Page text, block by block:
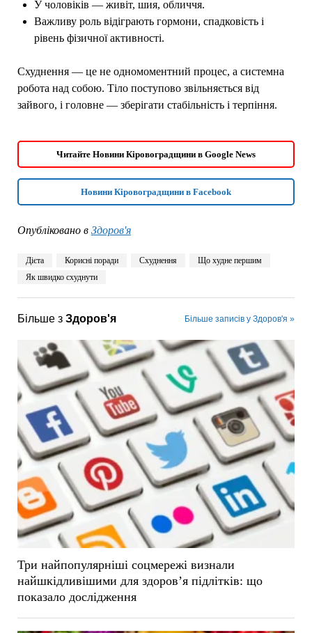
У чоловіків — живіт, шия, обличчя.
Важливу роль відіграють гормони, спадковість і
рівень фізичної активності.
Схуднення — це не одномоментний процес, а системна
робота над собою. Тіло поступово звільняється від
зайвого, і головне — зберігати стабільність і терпіння.
Читайте Новини Кіровоградщини в Google News
Новини Кіровоградщини в Facebook
Опубліковано в Здоров'я
Дієта Корисні поради Схуднення
Що худне першим
Як швидко схуднути
Більше з Здоров'я Більше записів у Здоров'я »
Три найпопулярніші соцмережі визнали
найшкідливішими для здоров’я підлітків: що
показало дослідження